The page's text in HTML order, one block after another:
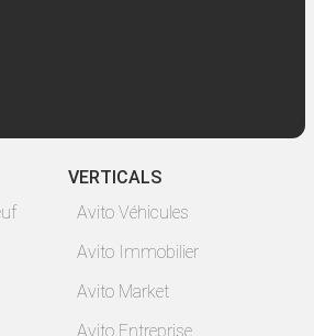
VERTICALS
Avito Véhicules
Avito Immobilier
Avito Market
Avito Entreprise